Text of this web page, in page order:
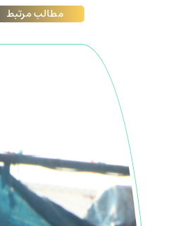
مطالب مرتبط